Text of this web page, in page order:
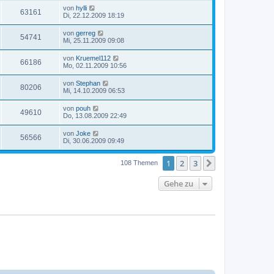
63161 von hylli
Di, 22.12.2009 18:19
54741 von gerreg
Mi, 25.11.2009 09:08
66186 von Kruemel112
Mo, 02.11.2009 10:56
80206 von Stephan
Mi, 14.10.2009 06:53
49610 von pouh
Do, 13.08.2009 22:49
56566 von Joke
Di, 30.06.2009 09:49
108 Themen 1 2 3
Gehe zu